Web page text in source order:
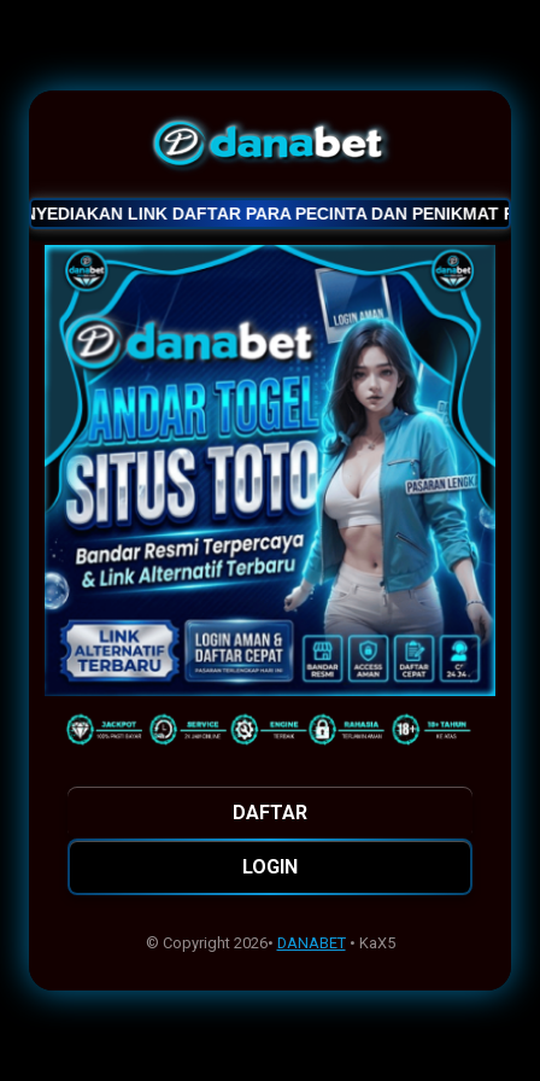
LINK DAFTAR PARA PECINTA DAN PENIKMAT
DAFTAR
LOGIN
© Copyright 2026• DANABET• KaX5